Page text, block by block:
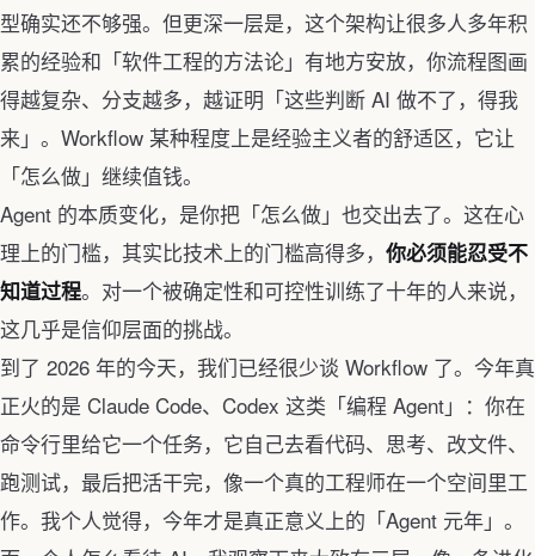
型确实还不够强。但更深一层是，这个架构让很多人多年积
累的经验和「软件工程的方法论」有地方安放，你流程图画
得越复杂、分支越多，越证明「这些判断 AI 做不了，得我
来」。Workflow 某种程度上是经验主义者的舒适区，它让
「怎么做」继续值钱。
Agent 的本质变化，是你把「怎么做」也交出去了。这在心
理上的门槛，其实比技术上的门槛高得多， 你必须能忍受不
知道过程。对一个被确定性和可控性训练了十年的人来说，
这几乎是信仰层面的挑战。
到了 2026 年的今天，我们已经很少谈 Workflow 了。今年真
正火的是 Claude Code、Codex 这类「编程 Agent」：你在
命令行里给它一个任务，它自己去看代码、思考、改文件、
跑测试，最后把活干完，像一个真的工程师在一个空间里工
作。我个人觉得，今年才是真正意义上的「Agent 元年」。